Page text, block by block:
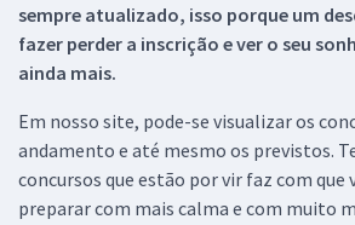
sempre atualizado, isso porque um
fazer perder a inscrição e ver o seu
ainda mais.
Em nosso site, pode-se visualizar os
andamento e até mesmo os previstos.
concursos que estão por vir faz com que
preparar com mais calma e com muito